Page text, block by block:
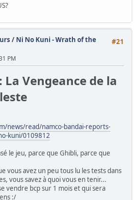
#21
/ Ni No Kuni - Wrath of the
PM
La Vengeance de la
news/read/namco-bandai-reports-
kuni/0109812
le jeu, parce que Ghibli, parce que
vous avez un peu tous lu les tests dans
vous savez à quoi vous en tenir...
vendre bcp sur 1 mois et qui sera
:/